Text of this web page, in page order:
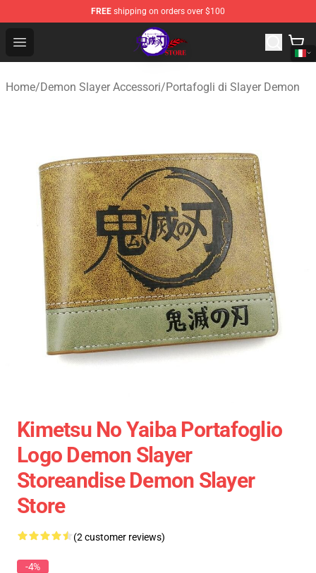
FREE shipping on orders over $100
Open menu
Kimetsu no Yaiba Store - Official Kimetsu no Yaiba
Home/Demon Slayer Accessori/Portafogli di Slayer Demon
Kimetsu No Yaiba Portafoglio
Logo Demon Slayer
Storeandise Demon Slayer
Store
(2 customer reviews)
-4%